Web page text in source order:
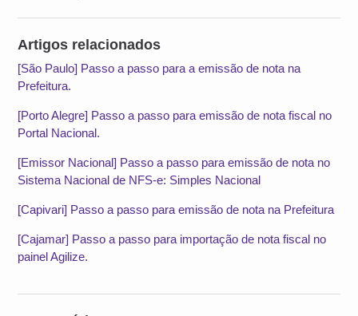
Artigos relacionados
[São Paulo] Passo a passo para a emissão de nota na
Prefeitura.
[Porto Alegre] Passo a passo para emissão de nota fiscal no
Portal Nacional.
[Emissor Nacional] Passo a passo para emissão de nota no
Sistema Nacional de NFS-e: Simples Nacional
[Capivari] Passo a passo para emissão de nota na Prefeitura
[Cajamar] Passo a passo para importação de nota fiscal no
painel Agilize.